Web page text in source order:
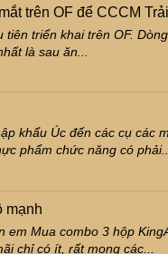
trên OF để CCCM
triển khai trên OF.
là sau ăn...
khẩu Úc đến các cụ các
phẩm chức năng có
mạnh
Mua combo 3 hộp
chỉ có ít, rất mong các...